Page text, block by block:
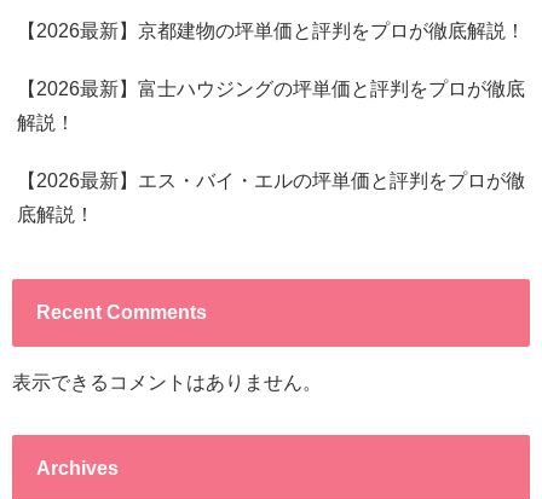
【2026最新】京都建物の坪単価と評判をプロが徹底解説！
【2026最新】富士ハウジングの坪単価と評判をプロが徹底
解説！
【2026最新】エス・バイ・エルの坪単価と評判をプロが徹
底解説！
Recent Comments
表示できるコメントはありません。
Archives